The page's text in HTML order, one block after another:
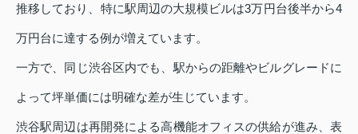
推移しており、特に駅周辺の大規模ビルは3万円台後半から4
万円台に達する例が増えています。
一方で、同じ渋谷区内でも、駅からの距離やビルグレードに
よって坪単価には明確な差が生じています。
渋谷駅周辺は再開発による高機能オフィスの供給が進み、表